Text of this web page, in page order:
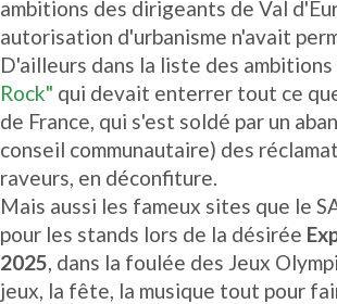
ambitions des dirigeants de Val
autorisation d'urbanisme n'avait
D'ailleurs dans la liste des
Rock" qui devait enterrer tout ce
de France, qui s'est soldé par un
conseil communautaire) des
raveurs, en déconfiture.
Mais aussi les fameux sites que le
pour les stands lors de la désirée
2025 , dans la foulée des Jeux
jeux, la fête, la musique tout pour